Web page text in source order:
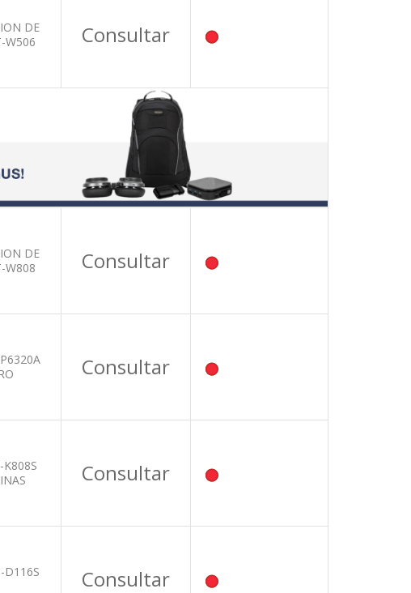
DE
W506
Consultar
DE
W808
Consultar
Consultar
K808S
Consultar
D116S
Consultar